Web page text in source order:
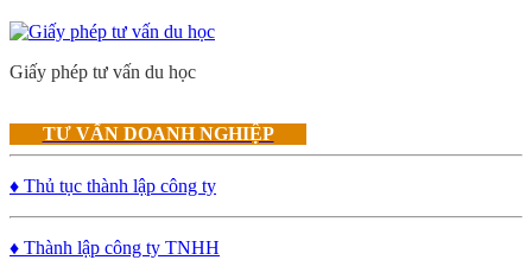
Giấy phép tư vấn du học
TƯ VẤN DOANH NGHIỆP
♦ Thủ tục thành lập công ty
♦ Thành lập công ty TNHH